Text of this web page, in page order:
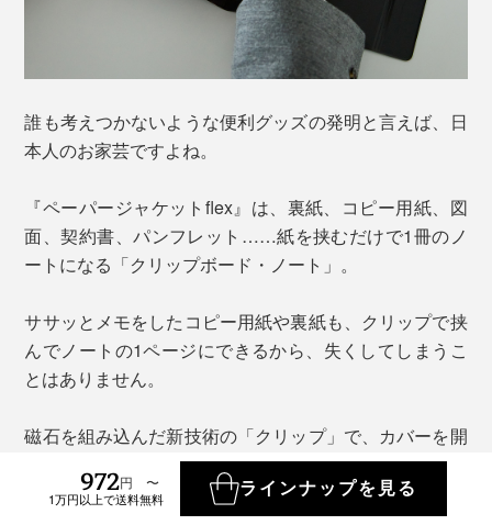
誰も考えつかないような便利グッズの発明と言えば、日
本人のお家芸ですよね。
『ペーパージャケットflex』は、裏紙、コピー用紙、図
面、契約書、パンフレット……紙を挟むだけで1冊のノ
ートになる「クリップボード・ノート」。
ササッとメモをしたコピー用紙や裏紙も、クリップで挟
んでノートの1ページにできるから、失くしてしまうこ
とはありません。
磁石を組み込んだ新技術の「クリップ」で、カバーを開
いたら端の「クリップ」を押すだけでオープン。
972円 〜
1万円以上で送料無料
ラインナップを見る